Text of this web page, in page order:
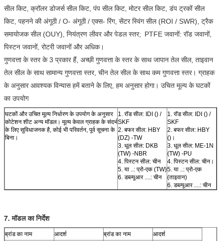
सील किट, क्रॉलर डोजर्स सील किट, पंप सील किट, मोटर सील किट, डंप ट्रकों सील
किट, पहनने की अंगूठी / O- अंगूठी / एक्स- रिंग, सेंटर स्विंग सील (ROI / SWR), ट्रैक
समायोजक सील (OUY), नियंत्रण लीवर और पेडल स्तर; PTFE जवानों: रॉड जवानों,
पिस्टन जवानों, रोटरी जवानों और अधिक।
गुणवत्ता के स्तर के 3 प्रकार हैं, अच्छी गुणवत्ता के स्तर के साथ जापान तेल सील, ताइवान
तेल सील के साथ सामान्य गुणवत्ता स्तर, चीन तेल सील के साथ कम गुणवत्ता स्तर। ग्राहक
के अनुसार आवश्यक विन्यास हमें बताने के लिए, हम अनुसार होगा। उचित मूल्य के घटकों
का उपयोग
घटकों और उचित मूल्य निर्धारण के उपयोग के अनुसार
कोटेशन शीट अन्य मॉडल। मूल्य केवल ग्राहक के संदर्भ
के लिए सुविधाजनक है, कोई भी परिवर्तन, पूर्व सूचना के
बिना।
1. रॉड सील: IDI () /
SKF
2. बफर सील: HBY
(DZ) -TW
3. धूल सील: DKB
(TW) -NBR
4. पिस्टन सील: चीन
5. या ..: प्रो-एक (TW)
6. डब्ल्यूआर ....: चीन
1. रॉड सील: IDI () /
SKF
2. बफर सील: HBY
()।
3. धूल सील: ME-1N
(TW) -PU
4. पिस्टन सील: चीन।
5. या ..: प्रो-एक
(ताइवान)
6. डब्ल्यूआर ....: चीन
7. मॉडल का निर्देश
ब्रांड का नाम आदर्श ब्रांड का नाम
आदर्श